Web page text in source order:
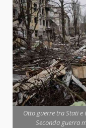
Otto guerre tra Stati
Seconda guerra